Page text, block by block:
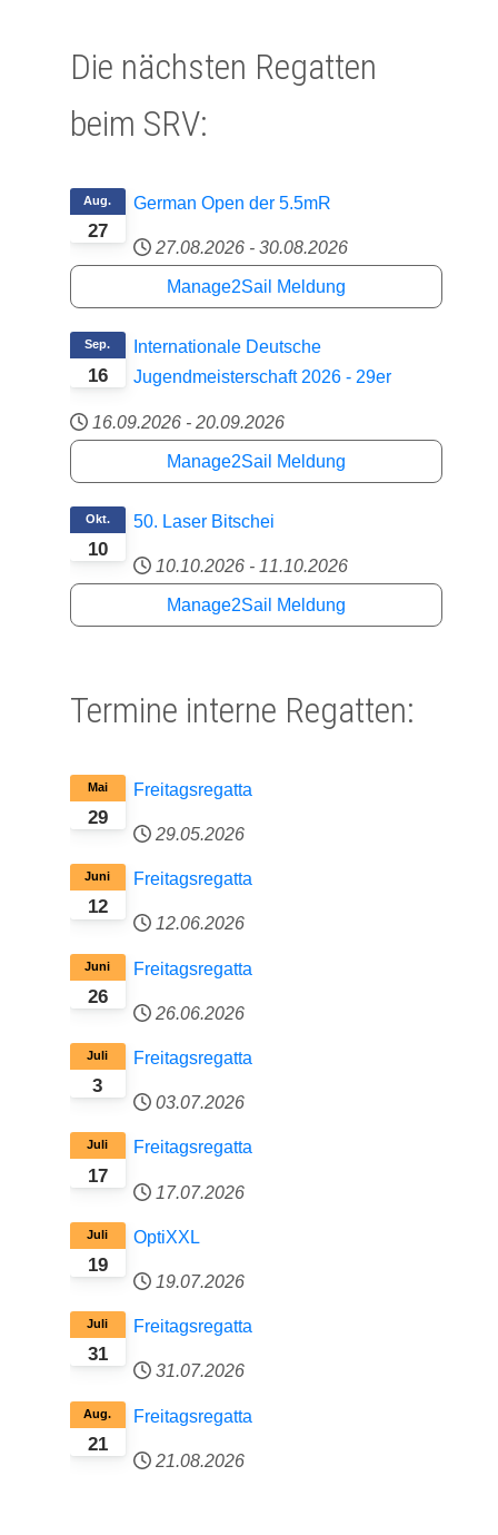
Die nächsten Regatten
beim SRV:
27
Aug. German Open der 5.5mR
27.08.2026 - 30.08.2026
Manage2Sail Meldung
16
Sep.
Internationale Deutsche
Jugendmeisterschaft 2026 - 29er
16.09.2026 - 20.09.2026
Manage2Sail Meldung
10
Okt. 50. Laser Bitschei
10.10.2026 - 11.10.2026
Manage2Sail Meldung
Termine interne Regatten:
29
Mai Freitagsregatta
29.05.2026
12
Juni Freitagsregatta
12.06.2026
26
Juni Freitagsregatta
26.06.2026
3
Juli Freitagsregatta
03.07.2026
17
Juli Freitagsregatta
17.07.2026
19
Juli OptiXXL
19.07.2026
31
Juli Freitagsregatta
31.07.2026
21
Aug. Freitagsregatta
21.08.2026